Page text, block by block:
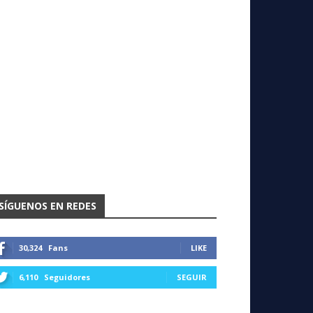
EN REDES
30,324 Fans LIKE
6,110 Seguidores SEGUIR